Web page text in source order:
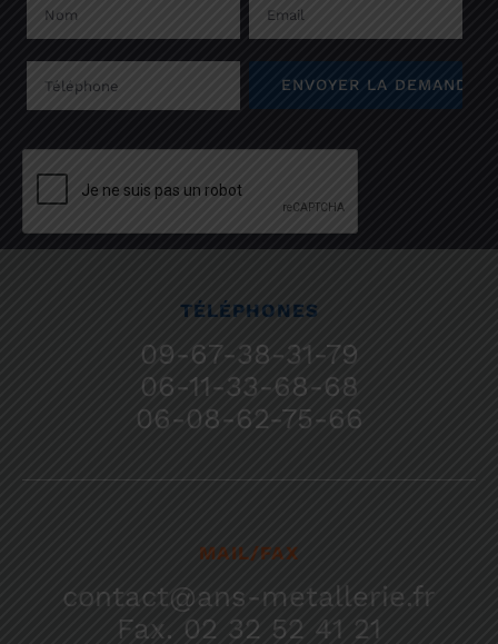
TÉLÉPHONES
09-67-38-31-79
06-11-33-68-68
06-08-62-75-66
MAIL/FAX
contact@ans-metallerie.fr
Fax. 02 32 52 41 21